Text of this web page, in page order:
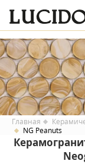
Главная
NG Peanuts